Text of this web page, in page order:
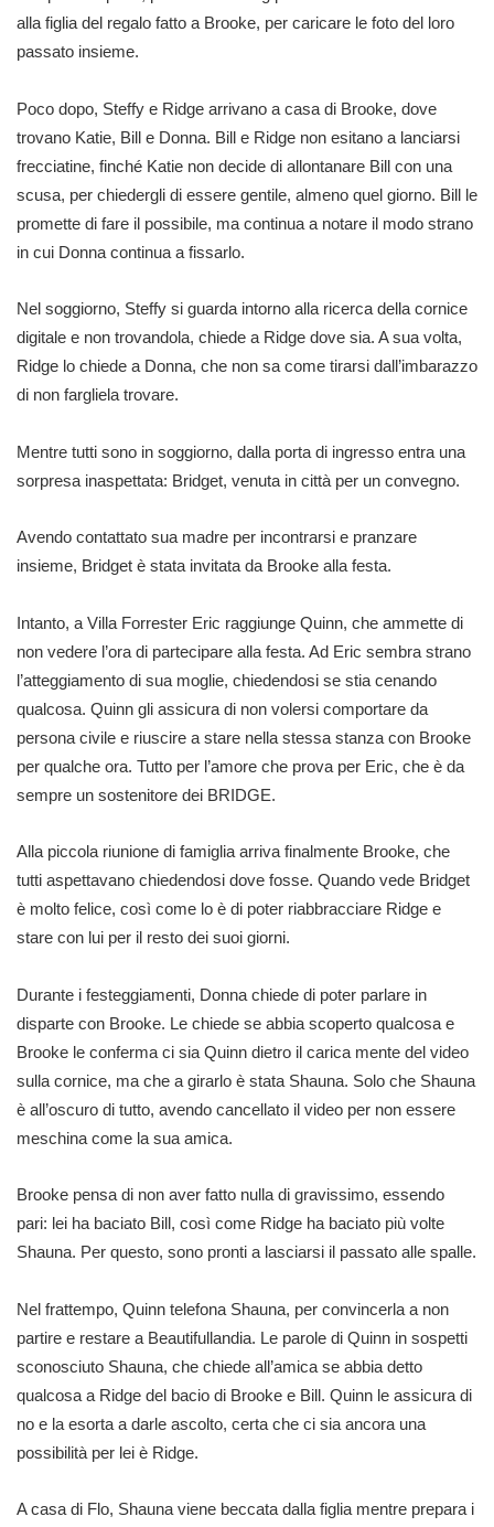
alla figlia del regalo fatto a Brooke, per caricare le foto del loro
passato insieme.
Poco dopo, Steffy e Ridge arrivano a casa di Brooke, dove
trovano Katie, Bill e Donna. Bill e Ridge non esitano a lanciarsi
frecciatine, finché Katie non decide di allontanare Bill con una
scusa, per chiedergli di essere gentile, almeno quel giorno. Bill le
promette di fare il possibile, ma continua a notare il modo strano
in cui Donna continua a fissarlo.
Nel soggiorno, Steffy si guarda intorno alla ricerca della cornice
digitale e non trovandola, chiede a Ridge dove sia. A sua volta,
Ridge lo chiede a Donna, che non sa come tirarsi dall’imbarazzo
di non fargliela trovare.
Mentre tutti sono in soggiorno, dalla porta di ingresso entra una
sorpresa inaspettata: Bridget, venuta in città per un convegno.
Avendo contattato sua madre per incontrarsi e pranzare
insieme, Bridget è stata invitata da Brooke alla festa.
Intanto, a Villa Forrester Eric raggiunge Quinn, che ammette di
non vedere l’ora di partecipare alla festa. Ad Eric sembra strano
l’atteggiamento di sua moglie, chiedendosi se stia cenando
qualcosa. Quinn gli assicura di non volersi comportare da
persona civile e riuscire a stare nella stessa stanza con Brooke
per qualche ora. Tutto per l’amore che prova per Eric, che è da
sempre un sostenitore dei BRIDGE.
Alla piccola riunione di famiglia arriva finalmente Brooke, che
tutti aspettavano chiedendosi dove fosse. Quando vede Bridget
è molto felice, così come lo è di poter riabbracciare Ridge e
stare con lui per il resto dei suoi giorni.
Durante i festeggiamenti, Donna chiede di poter parlare in
disparte con Brooke. Le chiede se abbia scoperto qualcosa e
Brooke le conferma ci sia Quinn dietro il carica mente del video
sulla cornice, ma che a girarlo è stata Shauna. Solo che Shauna
è all’oscuro di tutto, avendo cancellato il video per non essere
meschina come la sua amica.
Brooke pensa di non aver fatto nulla di gravissimo, essendo
pari: lei ha baciato Bill, così come Ridge ha baciato più volte
Shauna. Per questo, sono pronti a lasciarsi il passato alle spalle.
Nel frattempo, Quinn telefona Shauna, per convincerla a non
partire e restare a Beautifullandia. Le parole di Quinn in sospetti
sconosciuto Shauna, che chiede all’amica se abbia detto
qualcosa a Ridge del bacio di Brooke e Bill. Quinn le assicura di
no e la esorta a darle ascolto, certa che ci sia ancora una
possibilità per lei è Ridge.
A casa di Flo, Shauna viene beccata dalla figlia mentre prepara i